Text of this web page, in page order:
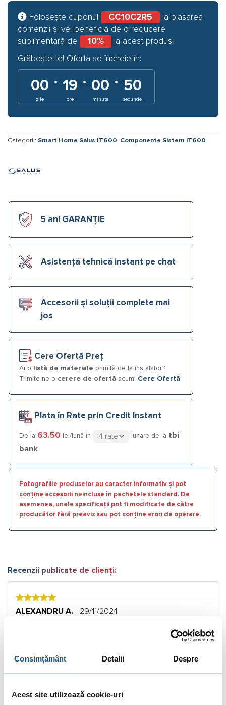
Consimțământ Detalii Despre
Acest site utilizează cookie-uri
Folosește cuponul CC10C2R5
la plasarea
comenzii și vei beneficia de o reducere
suplimentară de
10%
la acest produs!
Grăbește-te! Oferta se încheie în:
00
zile
· 19
ore
· 00
minute
· 50
secunde
Categorii: Smart Home Salus IT600, Componente Sistem iT600
5 ani GARANȚIE
Asistență tehnică instant pe chat
Accesorii și soluții complete mai
jos
Cere Ofertă Preț
Ai o listă de materiale primită de la instalator?
Trimite-ne o cerere de ofertă acum! Cere Ofertă
Plata în Rate prin Credit Instant
De la 63.50 lei/lună în lunare de la tbi
bank
Fotografiile produselor au caracter informativ și pot
conține accesorii neincluse în pachetele standard. De
asemenea, unele specificații pot fi modificate de către
producător fără preaviz sau pot conține erori de operare.
Recenzii publicate de clienți:
5
ALEXANDRU A. - 29/11/2024
Citește Mai Mult.
5
MIhai- 19/05/2022